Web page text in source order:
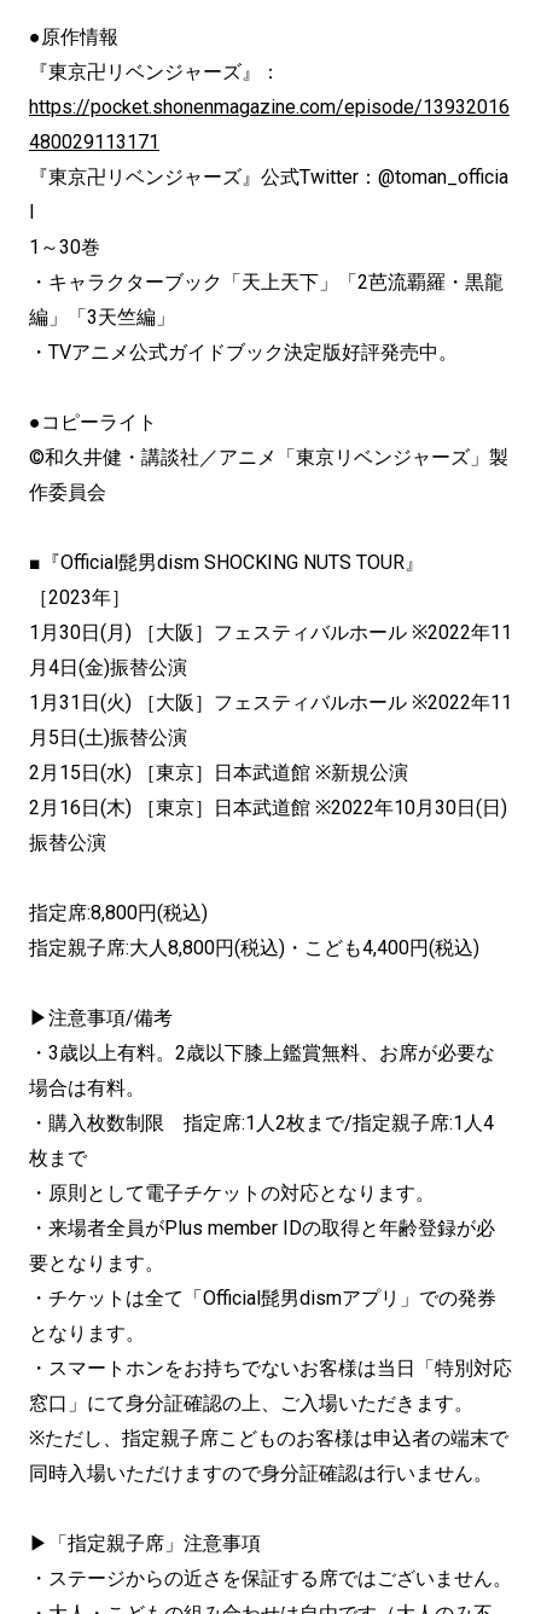
●原作情報
『東京卍リベンジャーズ』：
https://pocket.shonenmagazine.com/episode/13932016
480029113171
『東京卍リベンジャーズ』公式Twitter：@toman_officia
l
1～30巻
・キャラクターブック「天上天下」「2芭流覇羅・黒龍
編」「3天竺編」
・TVアニメ公式ガイドブック決定版好評発売中。
●コピーライト
©和久井健・講談社／アニメ「東京リベンジャーズ」製
作委員会
■『Official髭男dism SHOCKING NUTS TOUR』
［2023年］
1月30日(月) ［大阪］フェスティバルホール ※2022年11
月4日(金)振替公演
1月31日(火) ［大阪］フェスティバルホール ※2022年11
月5日(土)振替公演
2月15日(水) ［東京］日本武道館 ※新規公演
2月16日(木) ［東京］日本武道館 ※2022年10月30日(日)
振替公演
指定席:8,800円(税込)
指定親子席:大人8,800円(税込)・こども4,400円(税込)
▶注意事項/備考
・3歳以上有料。2歳以下膝上鑑賞無料、お席が必要な
場合は有料。
・購入枚数制限 指定席:1人2枚まで/指定親子席:1人4
枚まで
・原則として電子チケットの対応となります。
・来場者全員がPlus member IDの取得と年齢登録が必
要となります。
・チケットは全て「Official髭男dismアプリ」での発券
となります。
・スマートホンをお持ちでないお客様は当日「特別対応
窓口」にて身分証確認の上、ご入場いただきます。
※ただし、指定親子席こどものお客様は申込者の端末で
同時入場いただけますので身分証確認は行いません。
▶「指定親子席」注意事項
・ステージからの近さを保証する席ではございません。